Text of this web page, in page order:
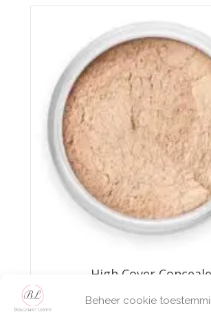
Beheer cookie
High Cover
€18,95